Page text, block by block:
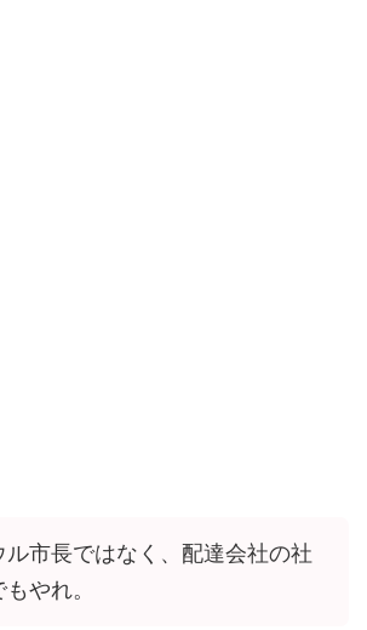
ル市長ではなく、配達会社の社
やれ。